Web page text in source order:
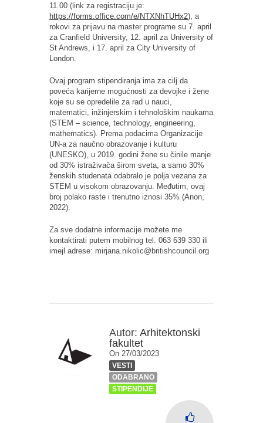
11.00 (link za registraciju je:
https://forms.office.com/e/NTXNhTUHx2), a
rokovi za prijavu na master programe su 7. april
za Cranfield University, 12. april za University of
St Andrews, i 17. april za City University of
London.
Ovaj program stipendiranja ima za cilj da
poveća karijerne mogućnosti za devojke i žene
koje su se opredelile za rad u nauci,
matematici, inžinjerskim i tehnološkim naukama
(STEM – science, technology, engineering,
mathematics) . Prema podacima Organizacije
UN-a za naučno obrazovanje i kulturu
(UNESKO) , u 2019. godini žene su činile manje
od 30% istraživača širom sveta, a samo 30%
ženskih studenata odabralo je polja vezana za
STEM u visokom obrazovanju. Međutim, ovaj
broj polako raste i trenutno iznosi 35% (Anon,
2022).
Za sve dodatne informacije možete me
kontaktirati putem mobilnog tel. 063 639 330 ili
imejl adrese: mirjana nikolic@britishcouncil org
Autor: Arhitektonski
fakultet
On 27/03/2023
VESTI
ODABRANO
STIPENDIJE